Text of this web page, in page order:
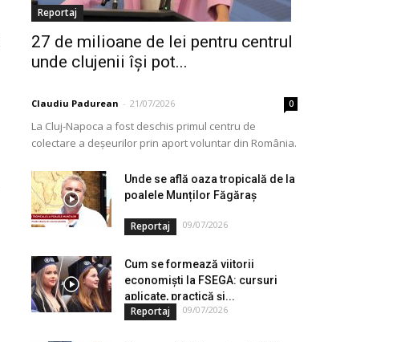
Reportaj
27 de milioane de lei pentru centrul
unde clujenii își pot...
Claudiu Padurean - 21/07/2026 0
La Cluj-Napoca a fost deschis primul centru de
colectare a deșeurilor prin aport voluntar din România.
Unde se află oaza tropicală de la
poalele Munților Făgăraș
Reportaj 09/07/2026
Cum se formează viitorii
economiști la FSEGA: cursuri
aplicate, practică și...
Reportaj 09/07/2026